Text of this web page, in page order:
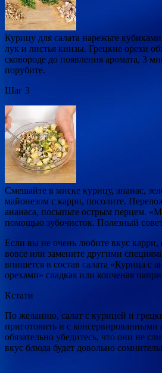
Курицу для салата нарежьте
лук и листья кинзы. Грецкие орехи
сковороде до появления аромата, 3
порубите.
Шаг 3
Смешайте в миске курицу, ананас,
майонезом с карри, посолите.
ананаса, посыпьте острым перцем.
помощью зубочисток. Полезный
Если вы не очень любите вкус карри,
вовсе или замените другими
впишется в состав салата «Курица с
орехами» сладкая или копченая
Кстати
По желанию, салат с курицей и
приготовить и с консервированными
обязательно убедитесь, что они не
вкус блюда будет довольно